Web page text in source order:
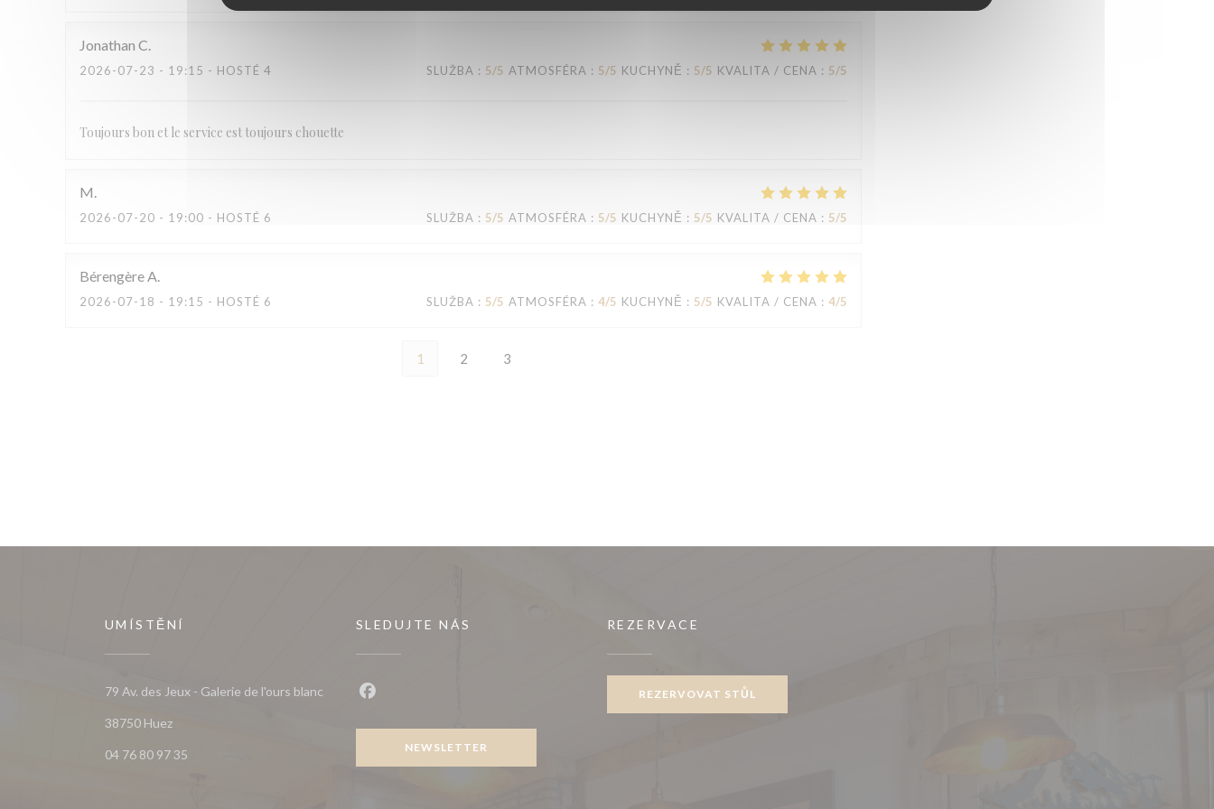
Jonathan C
2026-07-23 - 19:15 - HOSTÉ 4 SLUŽBA : 5/5 ATMOSFÉRA : 5/5 KUCHYNĚ : 5/5 KVALITA / CENA : 5/5
Toujours bon et le service est toujours chouette
M
2026-07-20 - 19:00 - HOSTÉ 6 SLUŽBA : 5/5 ATMOSFÉRA : 5/5 KUCHYNĚ : 5/5 KVALITA / CENA : 5/5
BérengèreA
2026-07-18 - 19:15 - HOSTÉ 6 SLUŽBA : 5/5 ATMOSFÉRA : 4/5 KUCHYNĚ : 5/5 KVALITA / CENA : 4/5
1 2 3
UMÍSTĚNÍ
79 Av. des Jeux - Galerie de l'ours blanc
38750 Huez((otevře se v novém okně))
04 76 80 97 35
SLEDUJTE NÁS
NEWSLETTER
REZERVACE
REZERVOVAT STŮL